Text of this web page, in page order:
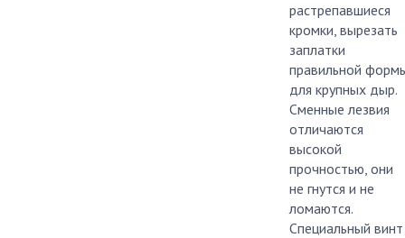
растрепавшиеся
кромки, вырезать
заплатки
правильной
для крупных дыр.
Сменные лезвия
отличаются
высокой
прочностью, они
не гнутся и не
ломаются.
Специальный винт